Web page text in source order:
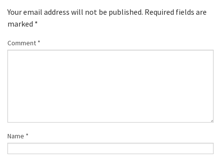
Your email address will not be published. Required fields are
marked *
Comment *
Name *